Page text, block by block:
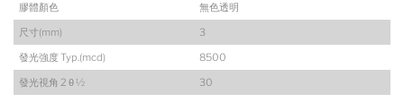
膠體顏色
無色透明
尺寸(mm)
3
發光強度 Typ.(mcd)
8500
發光視角 2 θ ½
30